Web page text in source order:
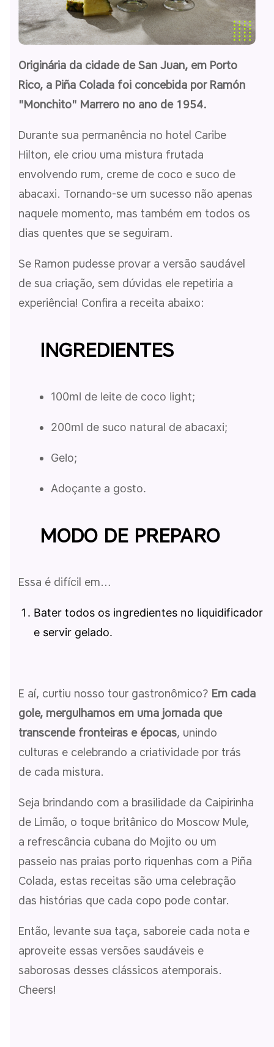
Originária da cidade de San Juan, em Porto
Rico, a Piña Colada foi concebida por Ramón
"Monchito" Marrero no ano de 1954.
Durante sua permanência no hotel Caribe
Hilton, ele criou uma mistura frutada
envolvendo rum, creme de coco e suco de
abacaxi. Tornando-se um sucesso não apenas
naquele momento, mas também em todos os
dias quentes que se seguiram.
Se Ramon pudesse provar a versão saudável
de sua criação, sem dúvidas ele repetiria a
experiência! Confira a receita abaixo:
INGREDIENTES
100ml de leite de coco light;
200ml de suco natural de abacaxi;
Gelo;
Adoçante a gosto.
MODO DE PREPARO
Essa é difícil em…
Bater todos os ingredientes no liquidificador
e servir gelado.
E aí, curtiu nosso tour gastronômico? Em cada
gole, mergulhamos em uma jornada que
transcende fronteiras e épocas, unindo
culturas e celebrando a criatividade por trás
de cada mistura.
Seja brindando com a brasilidade da Caipirinha
de Limão, o toque britânico do Moscow Mule,
a refrescância cubana do Mojito ou um
passeio nas praias porto riquenhas com a Piña
Colada, estas receitas são uma celebração
das histórias que cada copo pode contar.
Então, levante sua taça, saboreie cada nota e
aproveite essas versões saudáveis e
saborosas desses clássicos atemporais.
Cheers!